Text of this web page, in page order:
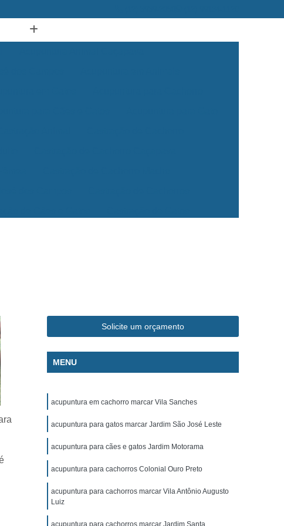
Exame de Eletrocardiograma em Cachorro
Exame de Eletrocardiograma em Gatos
Exame de Eletrocardiograma para Cachorro
para Cachorro Caçapava
para Cachorro São José dos Campos
para Cachorros e Gatos
Exame de Eletrocardiograma para Gatos
Cachorro
Exame de Raio X para Animais
Exame de Raio X para Gatos
Exame de Ultrassom Abdominal para Cachorro
Solicite um orçamento
MENU
acupuntura em cachorro marcar Vila Sanches
acupuntura para gatos marcar Jardim São José Leste
acupuntura para cães e gatos Jardim Motorama
acupuntura para cachorros Colonial Ouro Preto
acupuntura para cachorros marcar Vila Antônio Augusto
Luiz
acupuntura para cachorros marcar Jardim Santa